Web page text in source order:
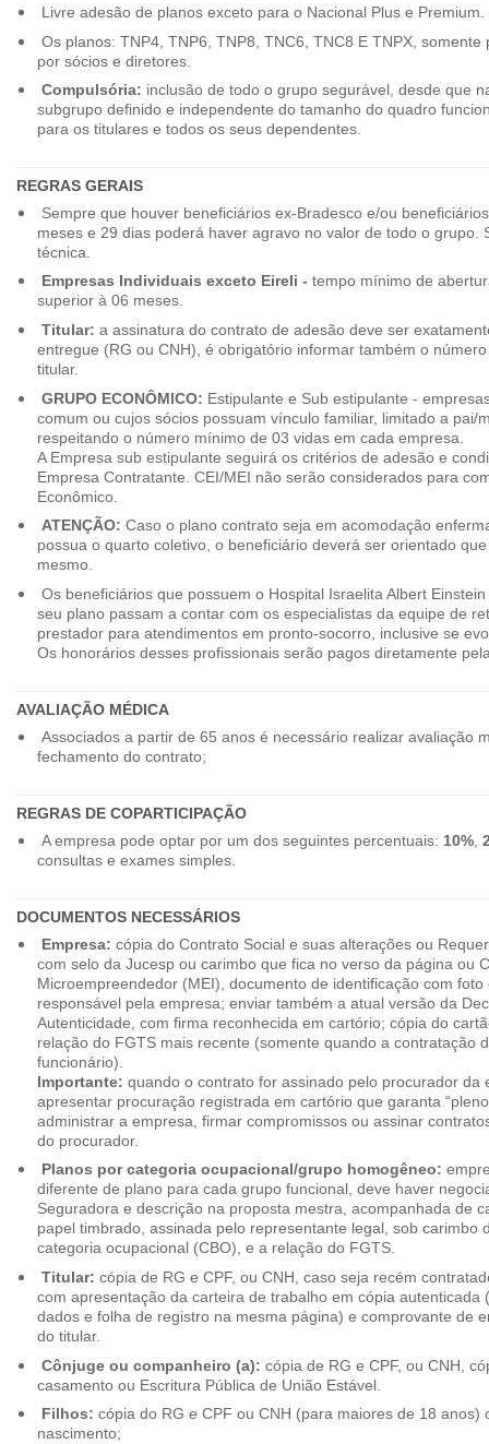
Livre adesão de planos exceto para o Nacional Plus e Premium.
Os planos: TNP4, TNP6, TNP8, TNC6, TNC8 E TNPX,
por sócios e diretores.
Compulsória: inclusão de todo o grupo segurável, desde que
subgrupo definido e independente do tamanho do quadro
para os titulares e todos os seus dependentes.
REGRAS GERAIS
Sempre que houver beneficiários ex-Bradesco e/ou
meses e 29 dias poderá haver agravo no valor de todo o grupo.
técnica.
Empresas Individuais exceto Eireli - tempo mínimo de
superior à 06 meses.
Titular: a assinatura do contrato de adesão deve ser
entregue (RG ou CNH), é obrigatório informar também o
titular.
GRUPO ECONÔMICO: Estipulante e Sub estipulante -
comum ou cujos sócios possuam vínculo familiar, limitado a pai/
respeitando o número mínimo de 03 vidas em cada empresa.
A Empresa sub estipulante seguirá os critérios de adesão e
Empresa Contratante. CEI/MEI não serão considerados para
Econômico.
ATENÇÃO: Caso o plano contrato seja em acomodação
possua o quarto coletivo, o beneficiário deverá ser orientado
mesmo.
Os beneficiários que possuem o Hospital Israelita Albert
seu plano passam a contar com os especialistas da equipe de
prestador para atendimentos em pronto-socorro, inclusive se
Os honorários desses profissionais serão pagos diretamente
AVALIAÇÃO MÉDICA
Associados a partir de 65 anos é necessário realizar avaliação
fechamento do contrato;
REGRAS DE COPARTICIPAÇÃO
A empresa pode optar por um dos seguintes percentuais: 10%,
consultas e exames simples.
DOCUMENTOS NECESSÁRIOS
Empresa: cópia do Contrato Social e suas alterações ou
com selo da Jucesp ou carimbo que fica no verso da página ou
Microempreendedor (MEI), documento de identificação com foto
responsável pela empresa; enviar também a atual versão da
Autenticidade, com firma reconhecida em cartório; cópia do
relação do FGTS mais recente (somente quando a contratação
funcionário).
Importante: quando o contrato for assinado pelo procurador da
apresentar procuração registrada em cartório que garanta
administrar a empresa, firmar compromissos ou assinar
do procurador.
Planos por categoria ocupacional/grupo homogêneo:
diferente de plano para cada grupo funcional, deve haver
Seguradora e descrição na proposta mestra, acompanhada de
papel timbrado, assinada pelo representante legal, sob carimbo
categoria ocupacional (CBO), e a relação do FGTS.
Titular: cópia de RG e CPF, ou CNH, caso seja recém
com apresentação da carteira de trabalho em cópia autenticada
dados e folha de registro na mesma página) e comprovante de
do titular.
Cônjuge ou companheiro (a): cópia de RG e CPF, ou CNH,
casamento ou Escritura Pública de União Estável.
Filhos: cópia do RG e CPF ou CNH (para maiores de 18 anos)
nascimento;